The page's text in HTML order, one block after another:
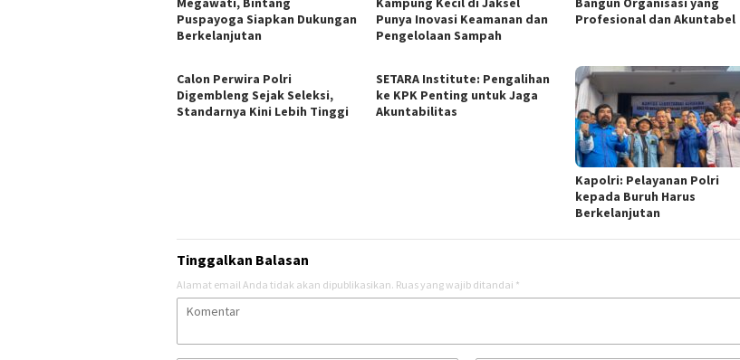
Puspayoga Siapkan Dukungan
Berkelanjutan
Punya Inovasi Keamanan dan
Pengelolaan Sampah
Profesional dan Akuntabel
Calon Perwira Polri
Digembleng Sejak Seleksi,
Standarnya Kini Lebih Tinggi
SETARA Institute: Pengalihan
ke KPK Penting untuk Jaga
Akuntabilitas
Kapolri: Pelayanan Polri
kepada Buruh Harus
Berkelanjutan
Tinggalkan Balasan
Alamat email Anda tidak akan dipublikasikan. Ruas yang wajib ditandai *